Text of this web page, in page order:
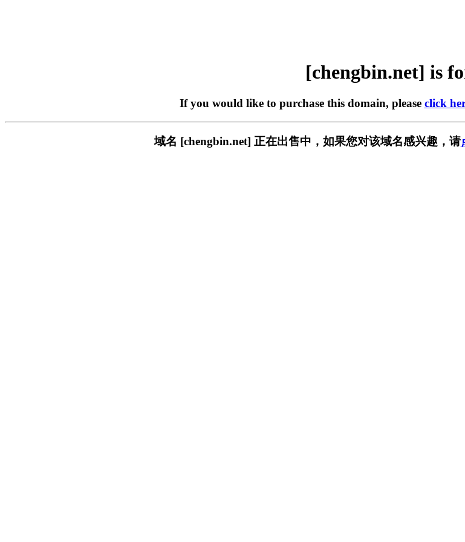
[chengbin.net] is
If you would like to purchase this domain, please click
域名 [chengbin.net] 正在出售中，如果您对该域名感兴趣，请